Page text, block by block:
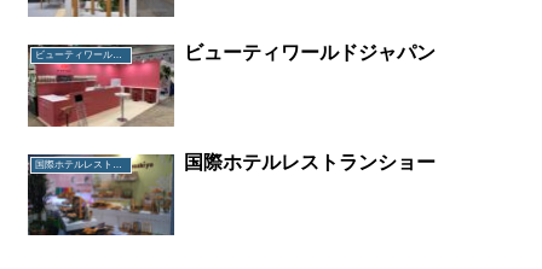
ビューティワールドジャパン ビューティワールドジャパン
国際ホテルレストランショー 国際ホテルレストランショー